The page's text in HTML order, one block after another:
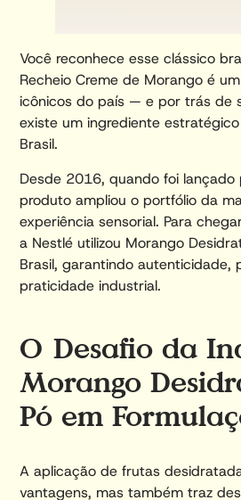
Você reconhece esse clássico
Recheio Creme de Morango é
icônicos do país — e por trás de
existe um ingrediente
Brasil.
Desde 2016, quando foi lançado
produto ampliou o portfólio da
experiência sensorial. Para
a Nestlé utilizou Morango
Brasil, garantindo autenticidade,
praticidade industrial.
O Desafio da
Morango
Pó em
A aplicação de frutas
vantagens, mas também traz